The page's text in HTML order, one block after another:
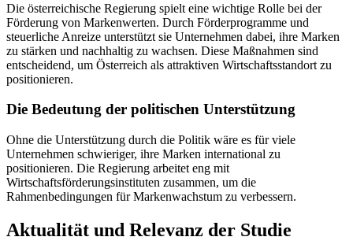
Die österreichische Regierung spielt eine wichtige Rolle bei der
Förderung von Markenwerten. Durch Förderprogramme und
steuerliche Anreize unterstützt sie Unternehmen dabei, ihre Marken
zu stärken und nachhaltig zu wachsen. Diese Maßnahmen sind
entscheidend, um Österreich als attraktiven Wirtschaftsstandort zu
positionieren.
Die Bedeutung der politischen Unterstützung
Ohne die Unterstützung durch die Politik wäre es für viele
Unternehmen schwieriger, ihre Marken international zu
positionieren. Die Regierung arbeitet eng mit
Wirtschaftsförderungsinstituten zusammen, um die
Rahmenbedingungen für Markenwachstum zu verbessern.
Aktualität und Relevanz der Studie